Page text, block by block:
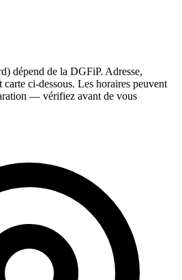
dépend de la DGFiP. Adresse,
ci-dessous. Les horaires peuvent
— vérifiez avant de vous